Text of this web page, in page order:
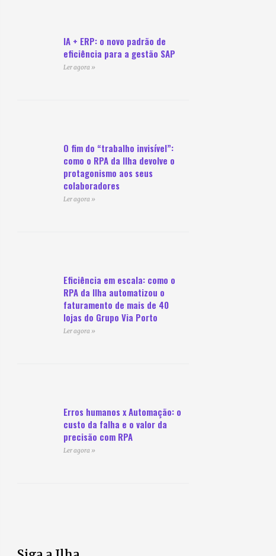
IA + ERP: o novo padrão de
eficiência para a gestão SAP
Ler agora »
O fim do “trabalho invisível”:
como o RPA da Ilha devolve o
protagonismo aos seus
colaboradores
Ler agora »
Eficiência em escala: como o
RPA da Ilha automatizou o
faturamento de mais de 40
lojas do Grupo Via Porto
Ler agora »
Erros humanos x Automação: o
custo da falha e o valor da
precisão com RPA
Ler agora »